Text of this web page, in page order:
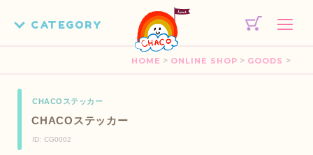
HOME > ONLINE SHOP > GOODS >
CHACOステッカー
CHACOステッカー
ID: CG0002